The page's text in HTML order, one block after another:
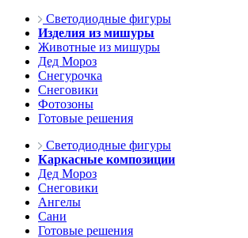
Светодиодные фигуры
Изделия из мишуры
Животные из мишуры
Дед Мороз
Снегурочка
Снеговики
Фотозоны
Готовые решения
Светодиодные фигуры
Каркасные композиции
Дед Мороз
Снеговики
Ангелы
Сани
Готовые решения